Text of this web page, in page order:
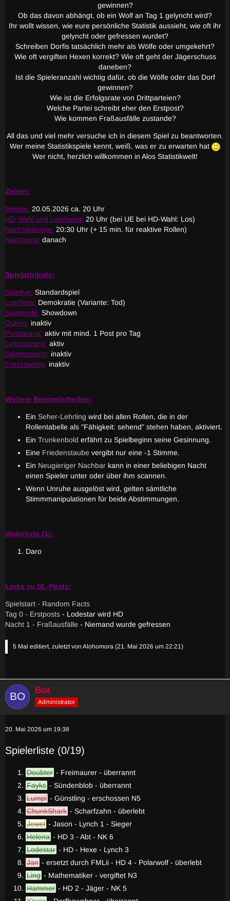
gewinnen?
Ob das davon abhängt, ob ein Wolf an Tag 1 gelyncht wird?
Ihr wollt wissen, wie eure persönliche Statistik aussieht, wie oft ihr
gelyncht oder gefressen wurdet?
Schreiben Dorfis tatsächlich mehr als Wölfe oder umgekehrt?
Wie oft vergiften Hexen korrekt? Wie oft geht der Jägerschuss
daneben?
Ist die Spieleranzahl wichtig dafür, ob die Wölfe oder das Dorf
gewinnen?
Wie ist die Erfolgsrate von Drittparteien?
Welche Partei schreibt eher den Erstpost?
Wie kommen Fraßausfälle zustande?
All das und viel mehr versuche ich in diesem Spiel zu beantworten.
Wer meine Statistikspiele kennt, weiß, was er zu erwarten hat
Wer nicht, herzlich willkommen in Alos Statistikwelt!
Zeiten:
Beginn: 20.05.2026 ca. 20 Uhr
HD-Wahl und Lynchung: 20 Uhr (bei UE bei HD-Wahl: Los)
Nachtaktionen: 20:30 Uhr (+ 15 min. für reaktive Rollen)
Nachtpost: danach
Spielattribute:
Spieltyp: Standardspiel
Lynchtyp: Demokratie (Variante: Tod)
Spielende: Showdown
Outing: inaktiv
Postzwang: aktiv mit mind. 1 Post pro Tag
Lynchzwang: aktiv
Stimmzwang: inaktiv
Fresszwang: inaktiv
Weitere Besonderheiten:
Ein Seher-Lehrling wird bei allen Rollen, die in der
Rollentabelle als "Fähigkeit: sehend" stehen haben, aktiviert.
Ein Trunkenbold erfährt zu Spielbeginn seine Gesinnung.
Eine Friedenstaube vergibt nur eine -1 Stimme.
Ein Neugieriger Nachbar kann in einer beliebigen Nacht
einen Spieler unter oder über ihm scannen.
Wenn Unruhe ausgelöst wird, gelten sämtliche
Stimmmanipulationen für beide Abstimmungen.
Warteliste (1):
Daro
Links zu SL-Posts:
Spielstart - Random Facts
Tag 0 - Erstposts - Lodestar wird HD
Nacht 1 - Fraßausfälle - Niemand wurde gefressen
5 Mal editiert, zuletzt von Alohomora (21. Mai 2026 um 22:21 )
Bot
Administrator
20. Mai 2026 um 19:38
Spielerliste (0/19)
Doubter - Freimaurer - überrannt
Fayks - Sündenblob - überrannt
Lumpi - Günstling - erschossen N5
ChunkShark - Scharfzahn - überlebt
Jewel - Jason - Lynch 1 - Sieger
Helena - HD 3 - Abt - NK 6
Lodestar - HD - Hexe - Lynch 3
Jan - ersetzt durch FMLii - HD 4 - Polarwolf - überlebt
Ling - Mathematiker - vergiftet N3
Hammer - HD 2 - Jäger - NK 5